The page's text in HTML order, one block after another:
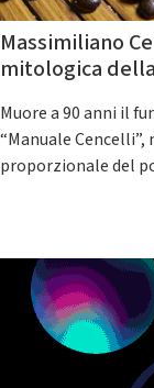
Massimiliano
mitologica
Muore a 90 anni il
“Manuale
proporzionale del